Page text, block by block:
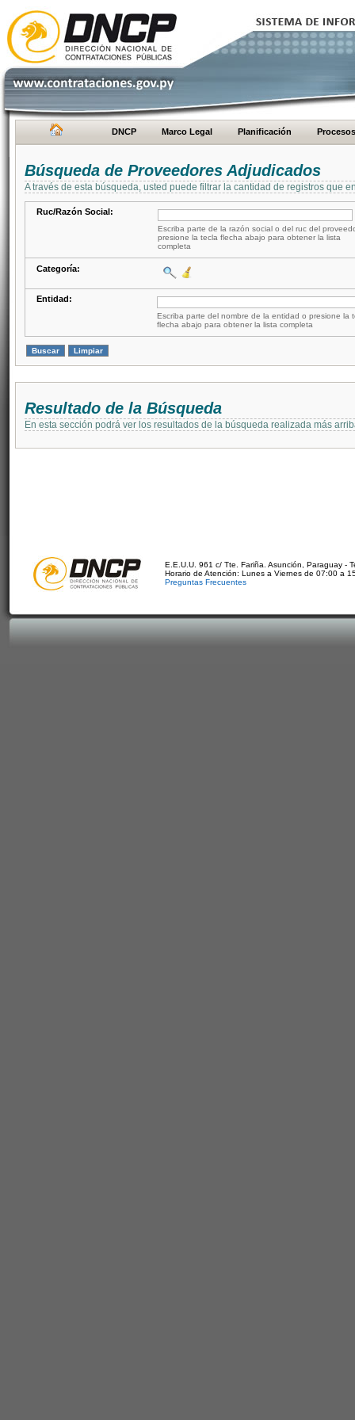
DNCP Marco Legal Planificación Procesos
Búsqueda de Proveedores Adjudicados
A través de esta búsqueda, usted puede filtrar la cantidad de registros que
Ruc/Razón Social:
Escriba parte de la razón social o del ruc del
presione la tecla flecha abajo para obtener la lista
completa
Categoría:
Entidad:
Escriba parte del nombre de la entidad o presione la
flecha abajo para obtener la lista completa
Resultado de la Búsqueda
En esta sección podrá ver los resultados de la búsqueda realizada más
E.E.U.U. 961 c/ Tte. Fariña. Asunción, Paraguay -
Horario de Atención: Lunes a Viernes de 07:00 a
Preguntas Frecuentes